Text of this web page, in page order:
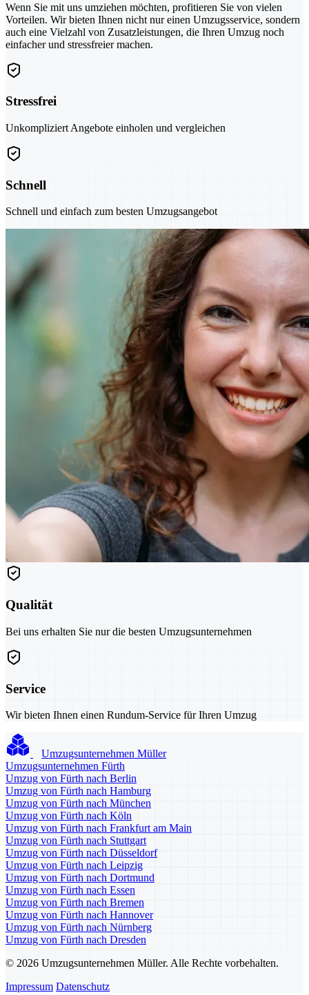
Wenn Sie mit uns umziehen möchten, profitieren Sie von vielen
Vorteilen. Wir bieten Ihnen nicht nur einen Umzugsservice, sondern
auch eine Vielzahl von Zusatzleistungen, die Ihren Umzug noch
einfacher und stressfreier machen.
Stressfrei
Unkompliziert Angebote einholen und vergleichen
Schnell
Schnell und einfach zum besten Umzugsangebot
Qualität
Bei uns erhalten Sie nur die besten Umzugsunternehmen
Service
Wir bieten Ihnen einen Rundum-Service für Ihren Umzug
Umzugsunternehmen Müller
Umzugsunternehmen Fürth
Umzug von Fürth nach Berlin
Umzug von Fürth nach Hamburg
Umzug von Fürth nach München
Umzug von Fürth nach Köln
Umzug von Fürth nach Frankfurt am Main
Umzug von Fürth nach Stuttgart
Umzug von Fürth nach Düsseldorf
Umzug von Fürth nach Leipzig
Umzug von Fürth nach Dortmund
Umzug von Fürth nach Essen
Umzug von Fürth nach Bremen
Umzug von Fürth nach Hannover
Umzug von Fürth nach Nürnberg
Umzug von Fürth nach Dresden
© 2026 Umzugsunternehmen Müller. Alle Rechte vorbehalten.
Impressum Datenschutz